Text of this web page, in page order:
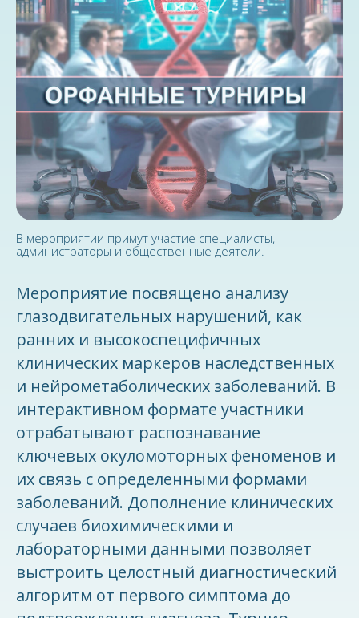
В мероприятии примут участие специалисты,
администраторы и общественные деятели.
Мероприятие посвящено анализу
глазодвигательных нарушений, как
ранних и высокоспецифичных
клинических маркеров наследственных
и нейрометаболических заболеваний. В
интерактивном формате участники
отрабатывают распознавание
ключевых окуломоторных феноменов и
их связь с определенными формами
заболеваний. Дополнение клинических
случаев биохимическими и
лабораторными данными позволяет
выстроить целостный диагностический
алгоритм от первого симптома до